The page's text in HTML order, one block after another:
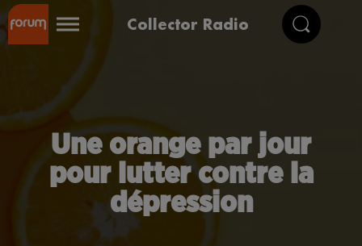
Collector Radio
Une orange par jour
pour lutter contre la
dépression